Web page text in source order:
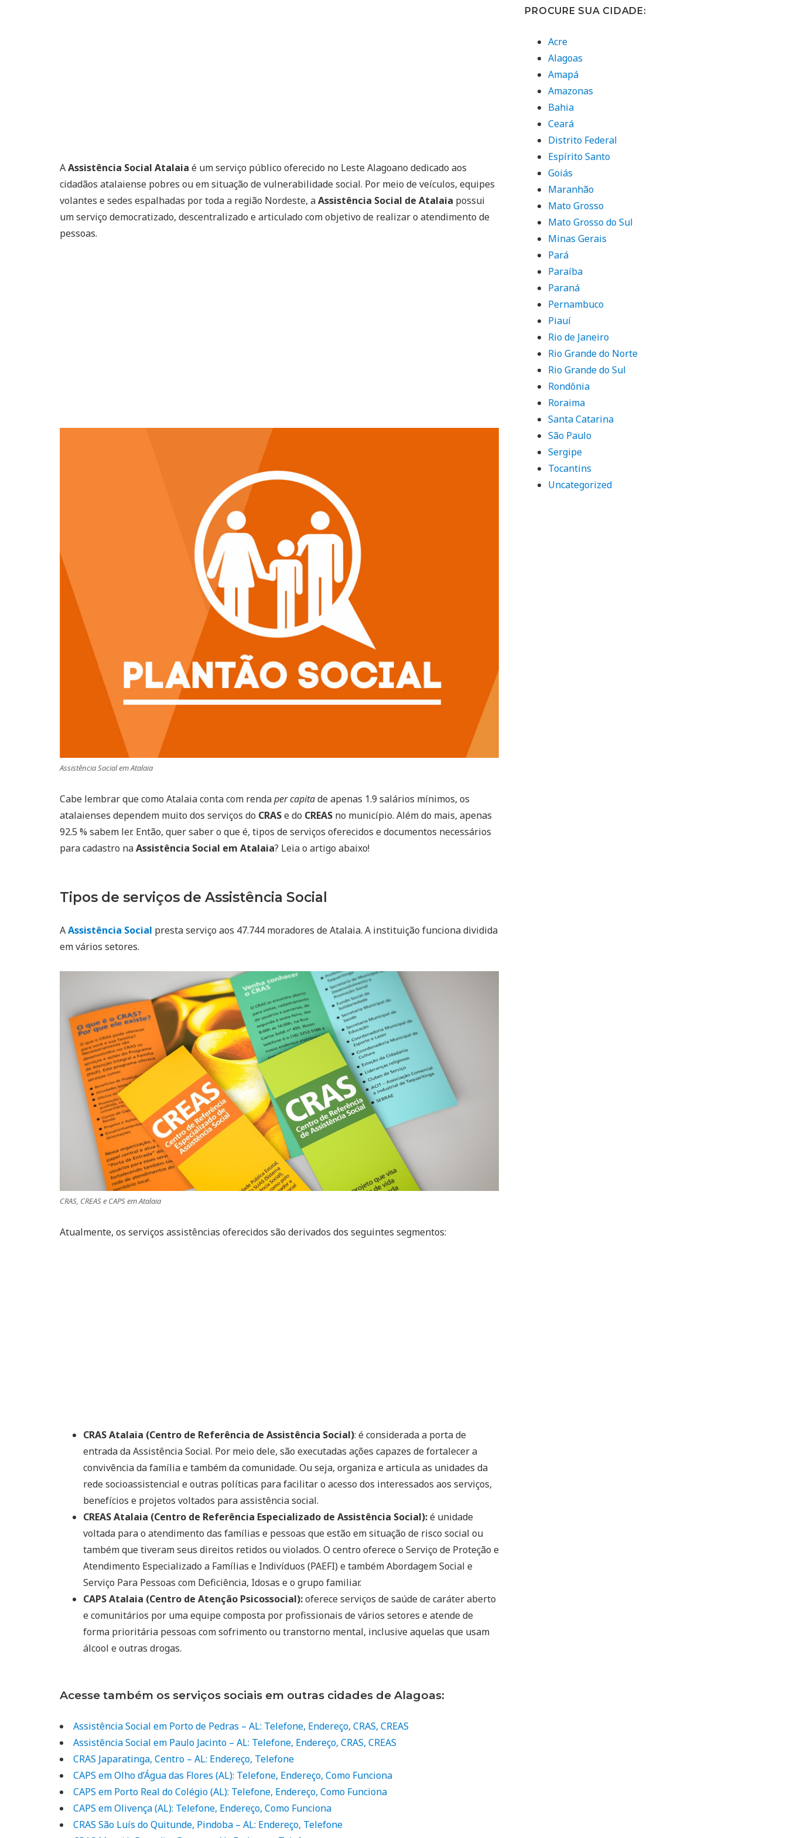
AAssistência Social Atalaia é um serviço público oferecido no Leste Alagoano dedicado aos
cidadãos atalaiense pobres ou em situação de vulnerabilidade social. Por meio de veículos, equipes
volantes e sedes espalhadas por toda a região Nordeste, aAssistência Social de Atalaia possui
um serviço democratizado, descentralizado e articulado com objetivo de realizar o atendimento de
pessoas.
Assistência Social em Atalaia
Cabe lembrar que como Atalaia conta com rendaper capitade apenas 1.9 salários mínimos, os
atalaienses dependem muito dos serviços do CRASe do CREAS no município. Além do mais, apenas
92.5 % sabem ler. Então, quer saber o que é, tipos de serviços oferecidos e documentos necessários
para cadastro naAssistência Social em Atalaia? Leia o artigo abaixo!
Tipos de serviços de Assistência Social
AAssistência Social presta serviço aos 47.744 moradores de Atalaia. A instituição funciona dividida
em vários setores.
CRAS, CREAS e CAPS em Atalaia
Atualmente, os serviços assistências oferecidos são derivados dos seguintes segmentos:
CRAS Atalaia (Centro de Referência de Assistência Social): é considerada a porta de
entrada da Assistência Social. Por meio dele, são executadas ações capazes de fortalecer a
convivência da família e também da comunidade. Ou seja, organiza e articula as unidades da
rede socioassistencial e outras políticas para facilitar o acesso dos interessados aos serviços,
benefícios e projetos voltados para assistência social.
CREAS Atalaia (Centro de Referência Especializado de Assistência Social):é unidade
voltada para o atendimento das famílias e pessoas que estão em situação de risco social ou
também que tiveram seus direitos retidos ou violados. O centro oferece o Serviço de Proteção e
Atendimento Especializado a Famílias e Indivíduos (PAEFI) e também Abordagem Social e
Serviço Para Pessoas com Deficiência, Idosas e o grupo familiar.
CAPS Atalaia (Centro de Atenção Psicossocial):oferece serviços de saúde de caráter aberto
e comunitários por uma equipe composta por profissionais de vários setores e atende de
forma prioritária pessoas com sofrimento ou transtorno mental, inclusive aquelas que usam
álcool e outras drogas.
Acesse também os serviços sociais em outras cidades de Alagoas:
Assistência Social em Porto de Pedras – AL: Telefone, Endereço, CRAS, CREAS
Assistência Social em Paulo Jacinto – AL: Telefone, Endereço, CRAS, CREAS
CRAS Japaratinga, Centro – AL: Endereço, Telefone
CAPS em Olho d’Água das Flores (AL): Telefone, Endereço, Como Funciona
CAPS em Porto Real do Colégio (AL): Telefone, Endereço, Como Funciona
CAPS em Olivença (AL): Telefone, Endereço, Como Funciona
CRAS São Luís do Quitunde, Pindoba – AL: Endereço, Telefone
PROCURE SUA CIDADE:
Acre
Alagoas
Amapá
Amazonas
Bahia
Ceará
Distrito Federal
Espírito Santo
Goiás
Maranhão
Mato Grosso
Mato Grosso do Sul
Minas Gerais
Pará
Paraíba
Paraná
Pernambuco
Piauí
Rio de Janeiro
Rio Grande do Norte
Rio Grande do Sul
Rondônia
Roraima
Santa Catarina
São Paulo
Sergipe
Tocantins
Uncategorized